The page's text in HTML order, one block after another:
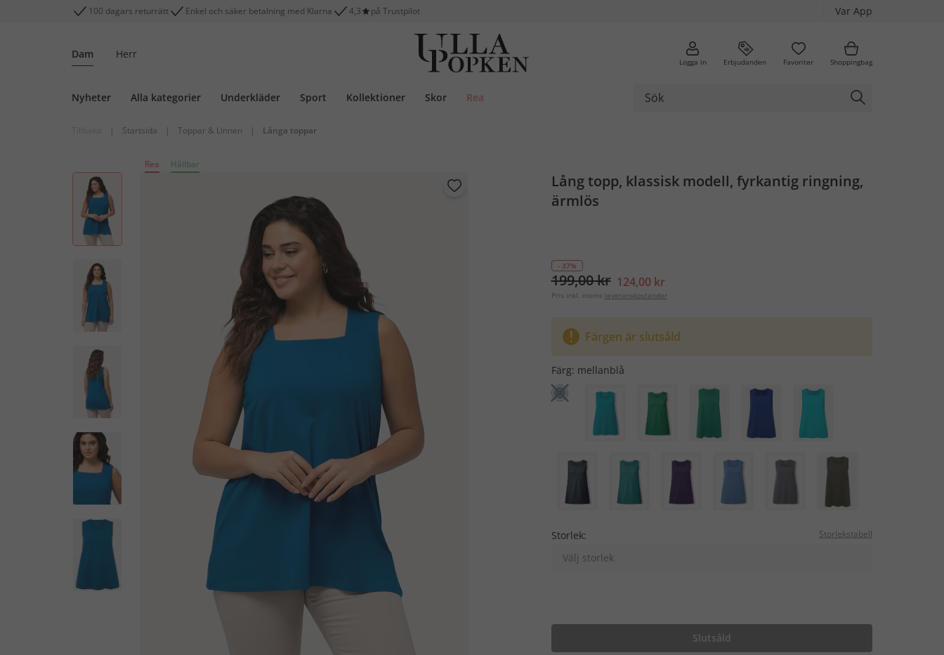
100 dagars returrätt Enkel och säker betalning med Klarna 4,3 på Trustpilot Var App
Dam Herr
Logga in Erbjudanden Favoriter Shoppingbag
Nyheter Alla kategorier Underkläder Sport Kollektioner Skor Rea
| Startsida | Toppar & Linnen | Långa toppar
Rea Hållbar
Lång topp, klassisk modell, fyrkantig ringning,
ärmlös
- 37%
199,00 kr 124,00 kr
Pris inkl. moms leveranskostander
Färgen är slutsåld
Färg: mellanblå
Storlek: Storlekstabell
Välj storlek
Slutsåld